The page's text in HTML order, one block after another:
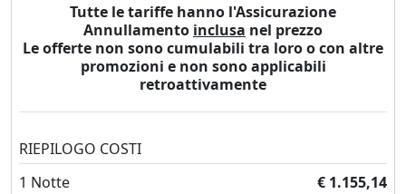
Tutte le tariffe hanno l'Assicurazione
Annullamento inclusa nel prezzo
Le offerte non sono cumulabili tra loro o con altre
promozioni e non sono applicabili
retroattivamente
RIEPILOGO COSTI
1 Notte
€ 1.155,14